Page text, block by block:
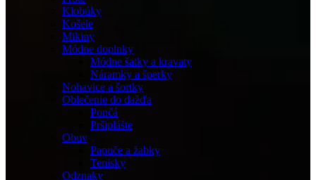
Klobúky
Košele
Mikiny
Módne doplnky
Módne šatky a kravaty
Náramky a šperky
Nohavice a šortky
Oblečenie do dažďa
Pončá
Pršiplášte
Obuv
Papuče a žabky
Tenisky
Odznaky